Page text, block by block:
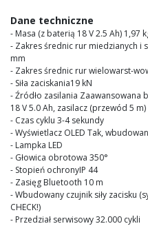
images
gallery
Dane techniczne
- Masa (z baterią 18 V 2.5 Ah) 1,97
- Zakres średnic rur miedzianych i
mm
- Zakres średnic rur wielowarst-
- Siła zaciskania19 kN
- Źródło zasilania Zaawansowana
18 V 5.0 Ah, zasilacz (przewód 5 m)
- Czas cyklu 3-4 sekundy
- Wyświetlacz OLED Tak,
- Lampka LED
- Głowica obrotowa 350°
- Stopień ochronyIP 44
- Zasięg Bluetooth 10 m
- Wbudowany czujnik siły zacisku
CHECK!)
- Przedział serwisowy 32.000 cykli